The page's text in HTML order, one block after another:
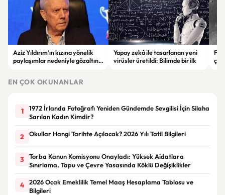
Aziz Yıldırım’ın kızına yönelik
paylaşımlar nedeniyle gözaltına
Yapay zekâ ile tasarlanan yeni
virüsler üretildi: Bilimde bir ilk
EN ÇOK OKUNANLAR
1
1972 İrlanda Fotoğrafı Yeniden Gündemde Sevgilisi İçin Silaha
Sarılan Kadın Kimdir?
2 Okullar Hangi Tarihte Açılacak? 2026 Yılı Tatil Bilgileri
3
Torba Kanun Komisyonu Onayladı: Yüksek Aidatlara
Sınırlama, Tapu ve Çevre Yasasında Köklü Değişiklikler
4
2026 Ocak Emeklilik Temel Maaş Hesaplama Tablosu ve
Bilgileri